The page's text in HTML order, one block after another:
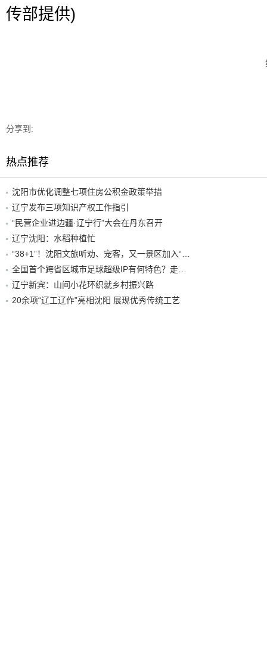
传部提供)
分享到:
热点推荐
沈阳市优化调整七项住房公积金政策举措
辽宁发布三项知识产权工作指引
“民营企业进边疆·辽宁行”大会在丹东召开
辽宁沈阳：水稻种植忙
辽宁新宾：山间小花环织就乡村振兴路
20余项“辽工辽作”亮相沈阳 展现优秀传统工艺